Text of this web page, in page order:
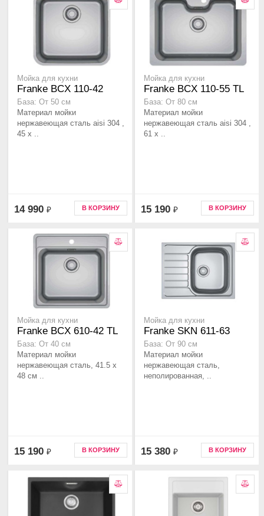
Мойка для кухни
Franke BCX 110-42
База: От 50 см
Материал мойки
нержавеющая сталь aisi 304 ,
45 х ..
14 990 ₽ В КОРЗИНУ
Мойка для кухни
Franke BCX 110-55 TL
База: От 80 см
Материал мойки
нержавеющая сталь aisi 304 ,
61 х ..
15 190 ₽ В КОРЗИНУ
Мойка для кухни
Franke BCX 610-42 TL
База: От 40 см
Материал мойки
нержавеющая сталь, 41.5 х
48 см ..
15 190 ₽ В КОРЗИНУ
Мойка для кухни
Franke SKN 611-63
База: От 90 см
Материал мойки
нержавеющая сталь,
неполированная, ..
15 380 ₽ В КОРЗИНУ